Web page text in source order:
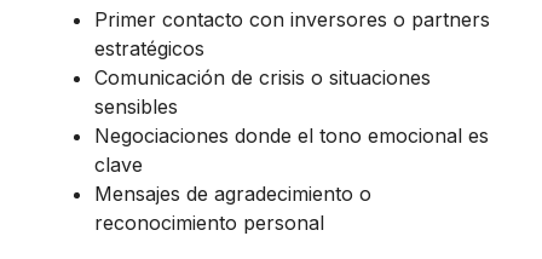
Primer contacto con inversores o partners
estratégicos
Comunicación de crisis o situaciones
sensibles
Negociaciones donde el tono emocional es
clave
Mensajes de agradecimiento o
reconocimiento personal